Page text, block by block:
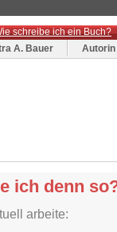
schreibe ich ein Buch?
A. Bauer Autorin
ich denn
arbeite: